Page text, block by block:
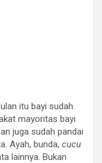
itu bayi sudah
mayoritas bayi
juga sudah pandai
Ayah, bunda, cucu
lainnya. Bukan